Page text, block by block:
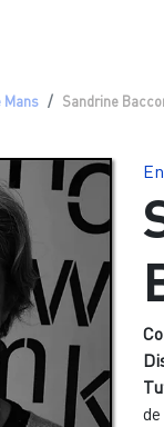
Mans Sandrine